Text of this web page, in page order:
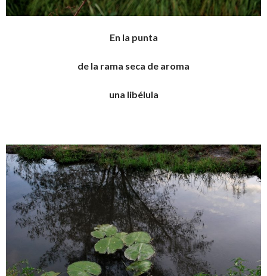
En la punta
de la rama seca de aroma
una libélula